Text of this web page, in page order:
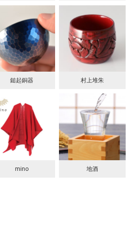
鎚起銅器 村上堆朱
mino 地酒